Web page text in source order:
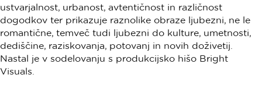
ustvarjalnost, urbanost, avtentičnost in različnost
dogodkov ter prikazuje raznolike obraze ljubezni, ne le
romantične, temveč tudi ljubezni do kulture, umetnosti,
dediščine, raziskovanja, potovanj in novih doživetij.
Nastal je v sodelovanju s produkcijsko hišo Bright
Visuals.